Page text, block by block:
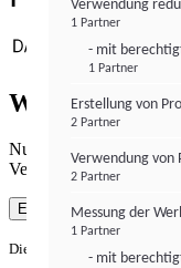
Wie gewohnt
Nutzen Sie
Verwendung von
Einverstanden
Die Zustimmung ist jederzeit
Verwendung
1 Partner
- mit
1 Partner
Erstellung von
2 Partner
Verwendung von
2 Partner
Messung der
1 Partner
- mit